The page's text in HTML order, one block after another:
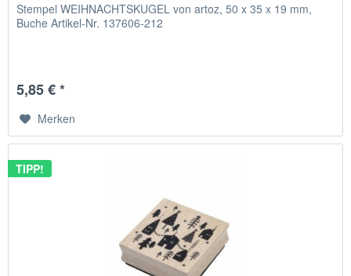
Stempel WEIHNACHTSKUGEL von artoz, 50 x 35 x 19 mm,
Buche Artikel-Nr. 137606-212
5,85 € *
Merken
TIPP!